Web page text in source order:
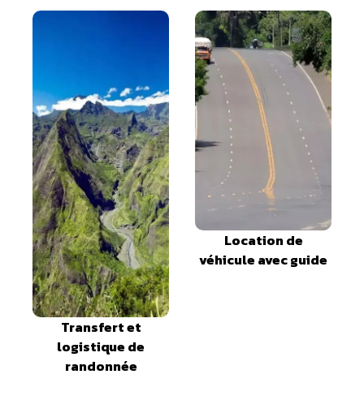
Transfert et
logistique de
randonnée
Location de
véhicule avec guide